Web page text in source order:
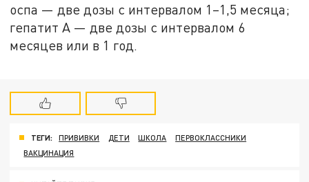
оспа — две дозы с интервалом 1–1,5 месяца;
гепатит А — две дозы с интервалом 6
месяцев или в 1 год.
ТЕГИ: ПРИВИВКИ ДЕТИ ШКОЛА
ПЕРВОКЛАССНИКИ
ВАКЦИНАЦИЯ